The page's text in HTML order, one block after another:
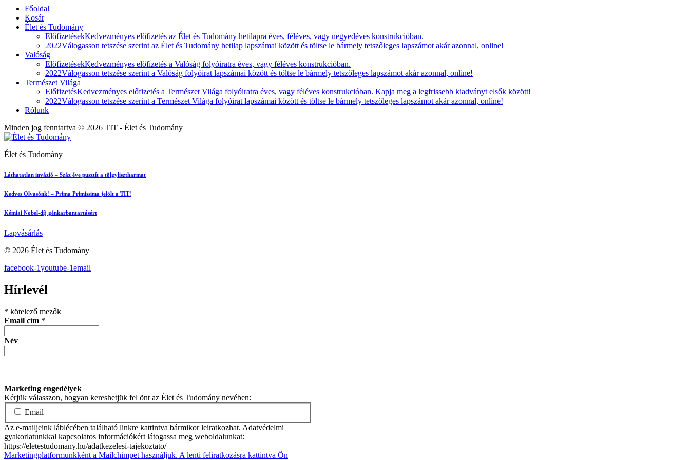
Főoldal
Kosár
Élet és Tudomány
ElőfizetésekKedvezményes előfizetés az Élet és Tudomány hetilapra éves, féléves, vagy negyedéves konstrukcióban.
2022Válogasson tetszése szerint az Élet és Tudomány hetilap lapszámai között és töltse le bármely tetszőleges lapszámot akár azonnal, online!
Valóság
ElőfizetésekKedvezményes előfizetés a Valóság folyóiratra éves, vagy féléves konstrukcióban.
2022Válogasson tetszése szerint a Valóság folyóirat lapszámai között és töltse le bármely tetszőleges lapszámot akár azonnal, online!
Természet Világa
ElőfizetésKedvezményes előfizetés a Természet Világa folyóiratra éves, vagy féléves konstrukcióban. Kapja meg a legfrissebb kiadványt elsők között!
2022Válogasson tetszése szerint a Természet Világa folyóirat lapszámai között és töltse le bármely tetszőleges lapszámot akár azonnal, online!
Rólunk
Minden jog fenntartva © 2026 TIT - Élet és Tudomány
Élet és Tudomány
Láthatatlan invázió – Száz éve pusztít a tölgylisztharmat
Kedves Olvasónk! – Prima Primissima jelölt a TIT!
Kémiai Nobel-díj génkarbantartásért
Lapvásárlás
© 2026 Élet és Tudomány
facebook-1youtube-1email
Hírlevél
* kötelező mezők
Email cím *
Név
Marketing engedélyek
Kérjük válasszon, hogyan kereshetjük fel önt az Élet és Tudomány nevében:
Email
Az e-mailjeink láblécében található linkre kattintva bármikor leiratkozhat. Adatvédelmi
gyakorlatunkkal kapcsolatos információkért látogassa meg weboldalunkat:
https://eletestudomany.hu/adatkezelesi-tajekoztato/
Marketingplatformunkként a Mailchimpet használjuk. A lenti feliratkozásra kattintva Ön